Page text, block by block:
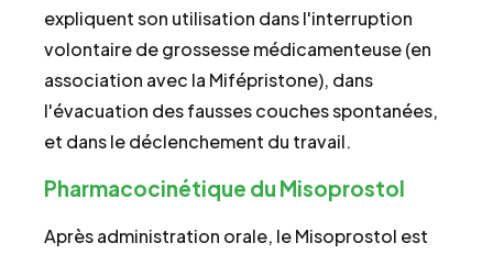
expliquent son utilisation dans l'interruption
volontaire de grossesse médicamenteuse (en
association avec la Mifépristone), dans
l'évacuation des fausses couches spontanées,
et dans le déclenchement du travail.
Pharmacocinétique du Misoprostol
Après administration orale, le Misoprostol est